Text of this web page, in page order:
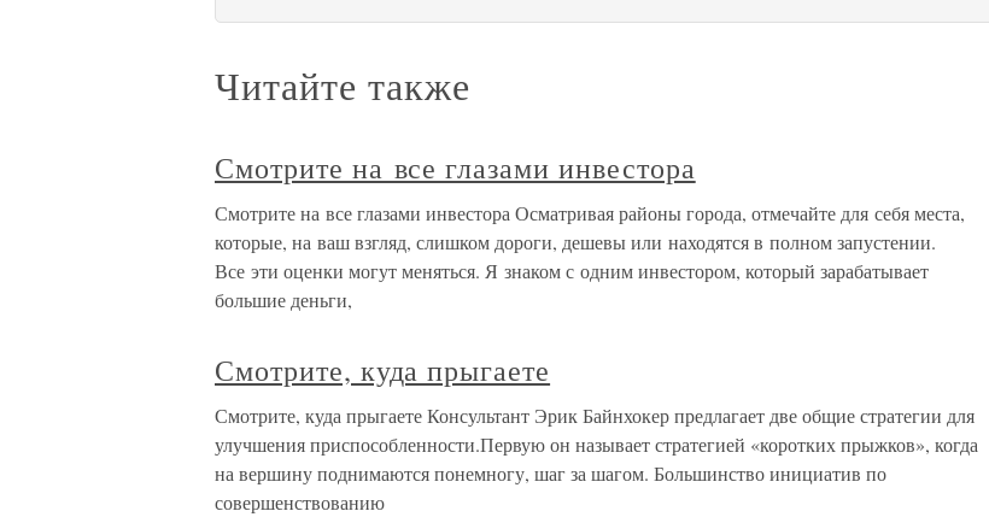
Читайте также
Смотрите на все глазами инвестора
Смотрите на все глазами инвестора Осматривая районы города, отмечайте для себя места,
которые, на ваш взгляд, слишком дороги, дешевы или находятся в полном запустении.
Все эти оценки могут меняться. Я знаком с одним инвестором, который зарабатывает
большие деньги,
Смотрите, куда прыгаете
Смотрите, куда прыгаете Консультант Эрик Байнхокер предлагает две общие стратегии для
улучшения приспособленности.Первую он называет стратегией «коротких прыжков», когда
на вершину поднимаются понемногу, шаг за шагом. Большинство инициатив по
совершенствованию